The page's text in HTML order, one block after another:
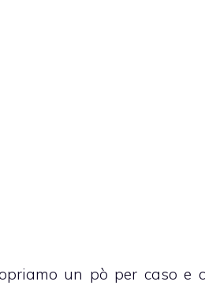
un pò per caso e